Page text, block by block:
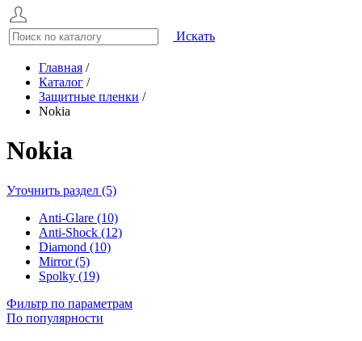
Искать
Главная /
Каталог /
Защитные пленки /
Nokia
Nokia
Уточнить раздел (5)
Anti-Glare (10)
Anti-Shock (12)
Diamond (10)
Mirror (5)
Spolky (19)
Фильтр по параметрам
По популярности